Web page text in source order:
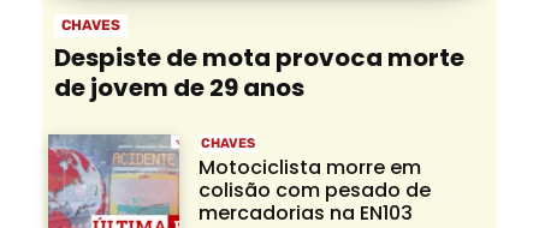
CHAVES
Despiste de mota provoca morte
de jovem de 29 anos
CHAVES
Motociclista morre em
colisão com pesado de
mercadorias na EN103